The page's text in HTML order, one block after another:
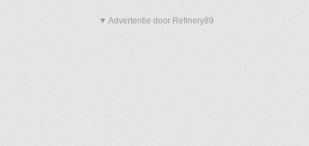
▼ Advertentie door Refinery89